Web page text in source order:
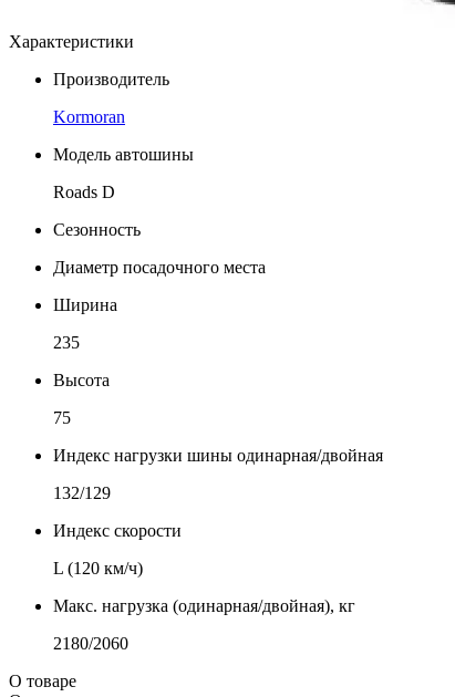
Характеристики
Производитель
Kormoran
Модель автошины
Roads D
Сезонность
Диаметр посадочного места
Ширина
235
Высота
75
Индекс нагрузки шины одинарная/двойная
132/129
Индекс скорости
L (120 км/ч)
Макс. нагрузка (одинарная/двойная), кг
2180/2060
О товаре